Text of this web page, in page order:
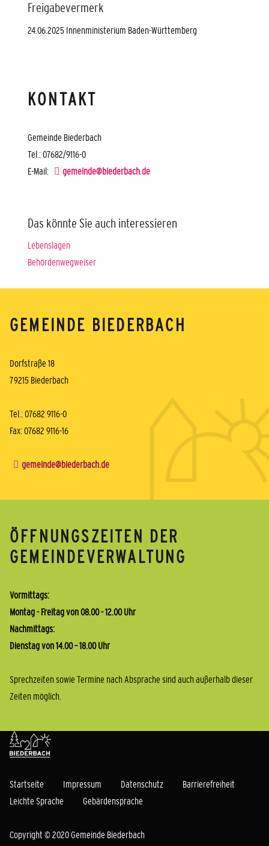
Freigabevermerk
24.06.2025 Innenministerium Baden-Württemberg
KONTAKT
Gemeinde Biederbach
Tel.: 07682/9116-0
E-Mail:
gemeinde@biederbach.de
Das könnte Sie auch interessieren
Lebenslagen
Behördenwegweiser
GEMEINDE BIEDERBACH
Dorfstraße 18
79215 Biederbach
Tel.: 07682 9116-0
Fax: 07682 9116-16
gemeinde@biederbach.de
ÖFFNUNGSZEITEN DER
GEMEINDEVERWALTUNG
Vormittags:
Montag - Freitag von 08.00 - 12.00 Uhr
Nachmittags:
Dienstag von 14.00 – 18.00 Uhr
Sprechzeiten sowie Termine nach Absprache sind auch außerhalb dieser
Zeiten möglich.
Startseite Impressum Datenschutz
Barrierefreiheit
Leichte Sprache
Gebärdensprache
Copyright © 2020 Gemeinde Biederbach